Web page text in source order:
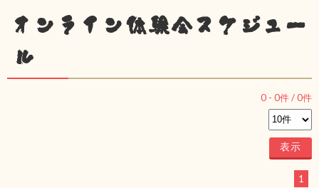
オンライン体験会スケジュー
ル
0 - 0件 /0件
1